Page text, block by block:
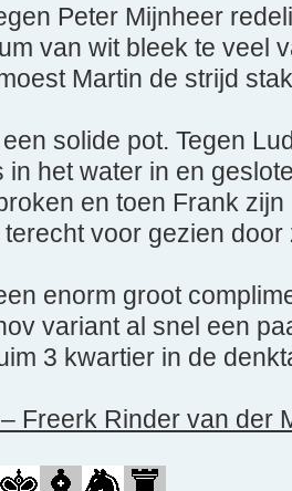
Peter Mijnheer
van wit bleek te veel
Martin de strijd
solide pot. Tegen
in het water in en
en toen Frank
voor gezien
enorm groot
variant al snel een
3 kwartier in de
Freerk Rinder van der